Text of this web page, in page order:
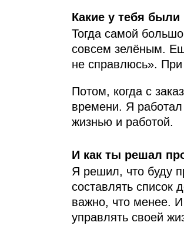
Какие у тебя
Тогда самой
совсем зелёным.
не справлюсь».
Потом, когда с
времени. Я
жизнью и работой.
И как ты решал
Я решил, что буду
составлять список
важно, что менее.
управлять своей